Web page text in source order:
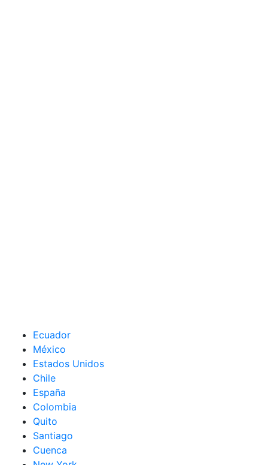
Ecuador
México
Estados Unidos
Chile
España
Colombia
Quito
Santiago
Cuenca